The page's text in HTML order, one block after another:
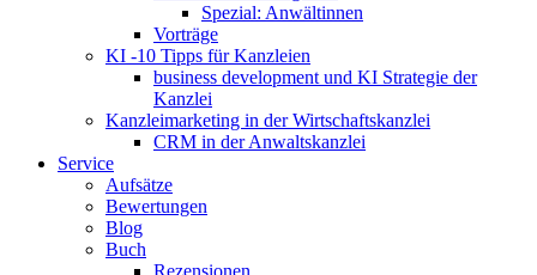
Spezial: Anwältinnen
Vorträge
KI -10 Tipps für Kanzleien
business development und KI Strategie der
Kanzlei
Kanzleimarketing in der Wirtschaftskanzlei
CRM in der Anwaltskanzlei
Service
Aufsätze
Bewertungen
Blog
Buch
Rezensionen